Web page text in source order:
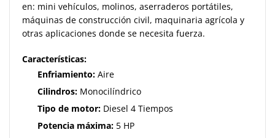
en: mini vehículos, molinos, aserraderos portátiles,
máquinas de construcción civil, maquinaria agrícola y
otras aplicaciones donde se necesita fuerza.
Características:
Enfriamiento: Aire
Cilindros: Monocilíndrico
Tipo de motor: Diesel 4 Tiempos
Potencia máxima: 5 HP